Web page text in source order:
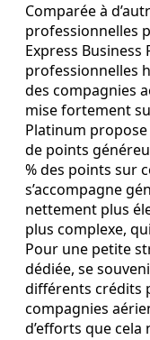
Comparée à
professionnelles
Express
professionnelles
des compagnies
mise fortement
Platinum
de points
% des points sur
s’accompagne
nettement plus
plus complexe,
Pour une petite
dédiée, se
différents crédits
compagnies
d’efforts que cela